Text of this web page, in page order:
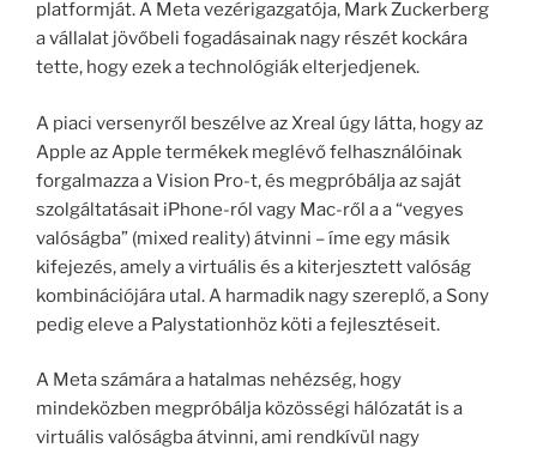
platformját. A Meta vezérigazgatója, Mark Zuckerberg
a vállalat jövőbeli fogadásainak nagy részét kockára
tette, hogy ezek a technológiák elterjedjenek.
A piaci versenyről beszélve az Xreal úgy látta, hogy az
Apple az Apple termékek meglévő felhasználóinak
forgalmazza a Vision Pro-t, és megpróbálja az saját
szolgáltatásait iPhone-ról vagy Mac-ről a a “vegyes
valóságba” (mixed reality) átvinni – íme egy másik
kifejezés, amely a virtuális és a kiterjesztett valóság
kombinációjára utal. A harmadik nagy szereplő, a Sony
pedig eleve a Palystationhöz köti a fejlesztéseit.
A Meta számára a hatalmas nehézség, hogy
mindeközben megpróbálja közösségi hálózatát is a
virtuális valóságba átvinni, ami rendkívül nagy